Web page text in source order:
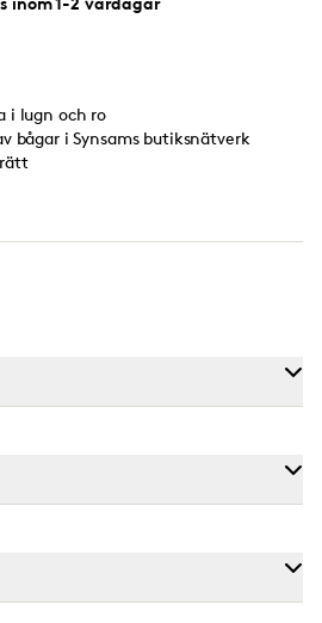
i lugn och ro
bågar i Synsams butiksnätverk